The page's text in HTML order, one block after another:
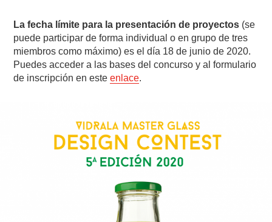
La fecha límite para la presentación de proyectos (se
puede participar de forma individual o en grupo de tres
miembros como máximo) es el día 18 de junio de 2020.
Puedes acceder a las bases del concurso y al formulario
de inscripción en esteenlace.